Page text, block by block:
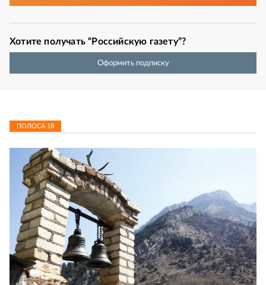
Хотите получать “Российскую газету”?
Оформить подписку
ПОЛОСА 18